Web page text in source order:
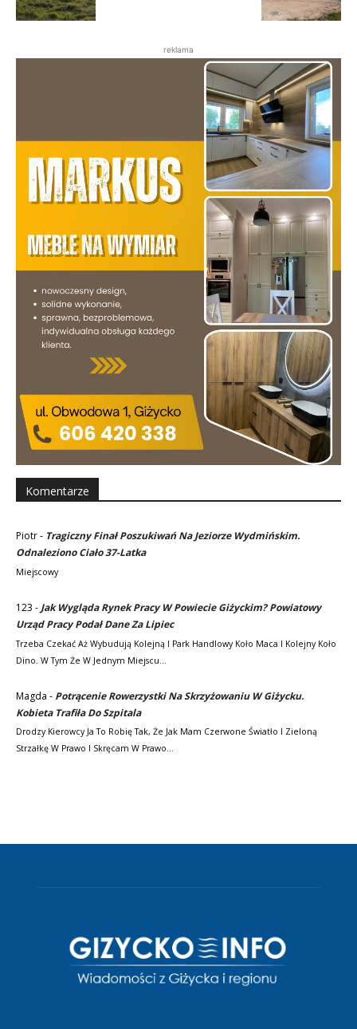
reklama
Komentarze
Piotr- Tragiczny Finał Poszukiwań Na Jeziorze Wydmińskim.
Odnaleziono Ciało 37-Latka
Miejscowy
123 - Jak Wygląda Rynek Pracy W Powiecie Giżyckim? Powiatowy
Urząd Pracy Podał Dane Za Lipiec
Trzeba Czekać Aż Wybudują Kolejną I Park Handlowy Koło Maca I Kolejny Koło
Dino. W Tym Że W Jednym Miejscu…
Magda - Potrącenie Rowerzystki Na Skrzyżowaniu W Giżycku.
Kobieta Trafiła Do Szpitala
Drodzy Kierowcy Ja To Robię Tak, Że Jak Mam Czerwone Światło I Zieloną
Strzałkę W Prawo I Skręcam W Prawo…